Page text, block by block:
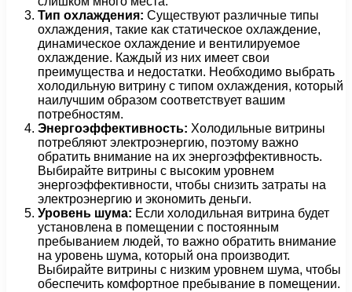
Тип охлаждения: Существуют различные типы
охлаждения, такие как статическое охлаждение,
динамическое охлаждение и вентилируемое
охлаждение. Каждый из них имеет свои
преимущества и недостатки. Необходимо выбрать
холодильную витрину с типом охлаждения, который
наилучшим образом соответствует вашим
потребностям.
Энергоэффективность: Холодильные витрины
потребляют электроэнергию, поэтому важно
обратить внимание на их энергоэффективность.
Выбирайте витрины с высоким уровнем
энергоэффективности, чтобы снизить затраты на
электроэнергию и экономить деньги.
Уровень шума: Если холодильная витрина будет
установлена в помещении с постоянным
пребыванием людей, то важно обратить внимание
на уровень шума, который она производит.
Выбирайте витрины с низким уровнем шума, чтобы
обеспечить комфортное пребывание в помещении.